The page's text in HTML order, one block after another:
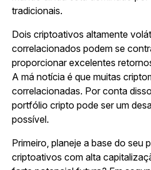
tradicionais.
Dois criptoativos altamente
correlacionados podem se
proporcionar excelentes
A má notícia é que muitas
correlacionadas. Por conta
portfólio cripto pode ser um
possível.
Primeiro, planeje a base do seu
criptoativos com alta